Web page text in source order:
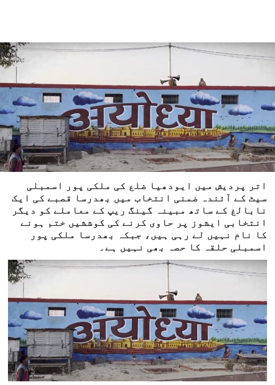
اتر پردیش میں ایودھیا ضلع کی ملکی پور اسمبلی
سیٹ کے آئندہ ضمنی انتخاب میں بھدرسا قصبے کی ایک
نابالغ کے ساتھ مبینہ گینگ ریپ کے معاملے کو دیگر
انتخابی ایشوز پر حاوی کرنے کی کوششیں ختم ہونے
کا نام نہیں لے رہی ہیں، جبکہ بھدرسا ملکی پور
اسمبلی حلقہ کا حصہ بھی نہیں ہے۔